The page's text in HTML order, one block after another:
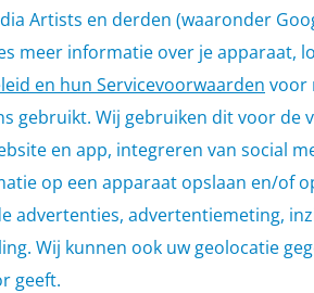
Artists en derden (waaronder
meer informatie over je apparaat,
en hun Servicevoorwaarden voor
gebruikt. Wij gebruiken dit voor de
en app, integreren van social
op een apparaat opslaan en/of
advertenties, advertentiemeting,
Wij kunnen ook uw geolocatie
geeft.